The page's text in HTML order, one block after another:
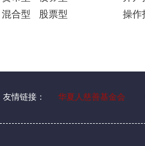
混合型
股票型
操作
友情链接： 华夏人慈善基金会